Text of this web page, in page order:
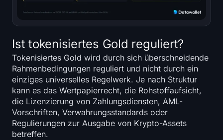
Ist tokenisiertes Gold reguliert?
Tokenisiertes Gold wird durch sich überschneidende
Rahmenbedingungen reguliert und nicht durch ein
einziges universelles Regelwerk. Je nach Struktur
kann es das Wertpapierrecht, die Rohstoffaufsicht,
die Lizenzierung von Zahlungsdiensten, AML-
Vorschriften, Verwahrungsstandards oder
Regulierungen zur Ausgabe von Krypto-Assets
betreffen.